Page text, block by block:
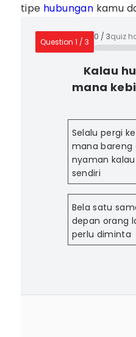
tipe hubungan kamu
Question 1 / 3
0 / 3quiz
Kalau
mana
Selalu pergi
mana bareng
nyaman
sendiri
Bela satu
depan orang
perlu diminta